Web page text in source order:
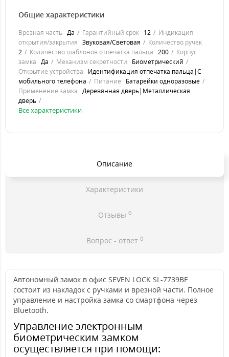
Общие характеристики
Врезная часть Да Гарантийный срок 12
Индикация
открытия/закрытия Звуковая/Световая
Количество ручек
2
Количество шаблонов отпечатка пальца 200
Корпус
замка Да Механизм секретности
Биометрический
Открытие устройства
Идентификация отпечатка пальца|С
мобильного телефона
Питание
Батарейки одноразовые
Применение замка Деревянная дверь|Металлическая
дверь
Все характеристики
Описание
Характеристики
Отзывы 0
Вопрос - ответ 0
Автономный замок в офис SEVEN LOCK SL-7739BF
состоит из накладок с ручками и врезной части. Полное
управление и настройка замка со смартфона через
Bluetooth.
Управление электронным
биометрическим замком
осуществляется при помощи: